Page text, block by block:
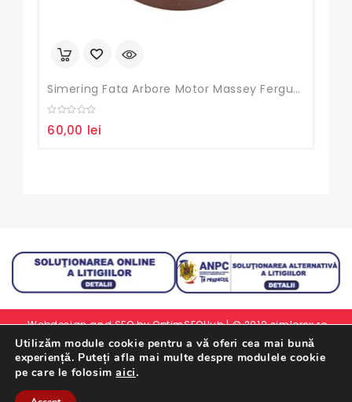
Simering Fata Arbore Motor Massey Ferguson
out
60,00 lei
Webdesign and SEO byOptimSEOHub| © 2019 simlorex.ro -
Toate drepturile rezervate.
Formular Retur Garantii
Certificat Garantie
Utilizăm module cookie pentru a vă oferi cea mai bună
experiență. Puteți afla mai multe despre modulele cookie
pe care le folosim aici.